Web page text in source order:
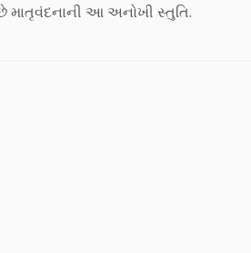
માતૃવંદનાની આ અનોખી સ્તુતિ.